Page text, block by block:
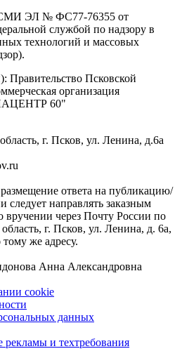
СМИ ЭЛ № ФС77-76355 от
службой по надзору в
технологий и массовых
Правительство Псковской
организация
60"
г. Псков, ул. Ленина, д.6а
ответа на публикацию/
направлять заказным
через Почту России по
г. Псков, ул. Ленина, д. 6а,
же адресу.
Анна Александровна
cookie
данных
и техтребования